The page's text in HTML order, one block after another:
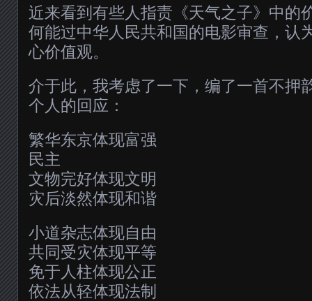
近来看到有些人指责《天气之子》中的
何能过中华人民共和国的电影审查，认
心价值观。
介于此，我考虑了一下，编了一首不押
个人的回应：
繁华东京体现富强
民主
文物完好体现文明
灾后淡然体现和谐
小道杂志体现自由
共同受灾体现平等
免于人柱体现公正
依法从轻体现法制